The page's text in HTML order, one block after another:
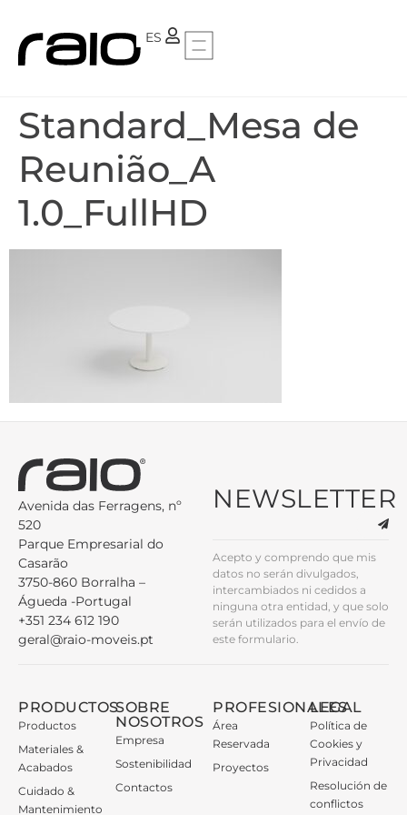
ES
PT
Standard_Mesa de
Reunião_A
1.0_FullHD
Avenida das Ferragens, nº
520
Parque Empresarial do
Casarão
3750-860 Borralha –
Águeda -Portugal
+351 234 612 190
geral@raio-moveis.pt
NEWSLETTER
Acepto y comprendo que mis
datos no serán divulgados,
intercambiados ni cedidos a
ninguna otra entidad, y que solo
serán utilizados para el envío de
este formulario.
PRODUCTOS
Productos
Materiales &
Acabados
Cuidado &
Mantenimiento
SOBRE
NOSOTROS
Empresa
Sostenibilidad
Contactos
PROFESIONALES
Área
Reservada
Proyectos
LEGAL
Política de
Cookies y
Privacidad
Resolución de
conflictos